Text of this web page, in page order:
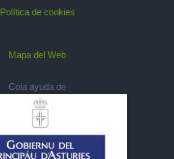
Política de cookies
Mapa del Web
Cola ayuda de